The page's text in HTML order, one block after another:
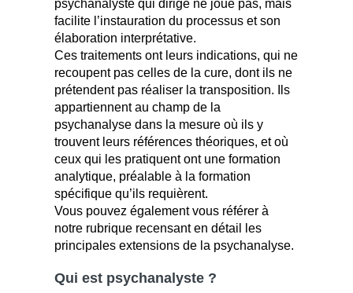
psychanalyste qui dirige ne joue pas, mais
facilite l’instauration du processus et son
élaboration interprétative.
Ces traitements ont leurs indications, qui ne
recoupent pas celles de la cure, dont ils ne
prétendent pas réaliser la transposition. Ils
appartiennent au champ de la
psychanalyse dans la mesure où ils y
trouvent leurs références théoriques, et où
ceux qui les pratiquent ont une formation
analytique, préalable à la formation
spécifique qu’ils requièrent.
Vous pouvez également vous référer à
notre rubrique recensant en détail les
principales extensions de la psychanalyse.
Qui est psychanalyste ?